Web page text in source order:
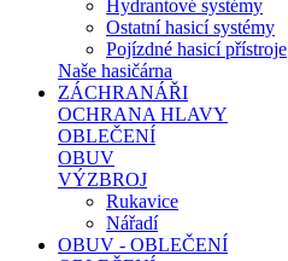
Hydrantové systémy
Ostatní hasicí systémy
Pojízdné hasicí přístroje
Naše hasičárna
ZÁCHRANÁŘI
OCHRANA HLAVY
OBLEČENÍ
OBUV
VÝZBROJ
Rukavice
Nářadí
OBUV - OBLEČENÍ